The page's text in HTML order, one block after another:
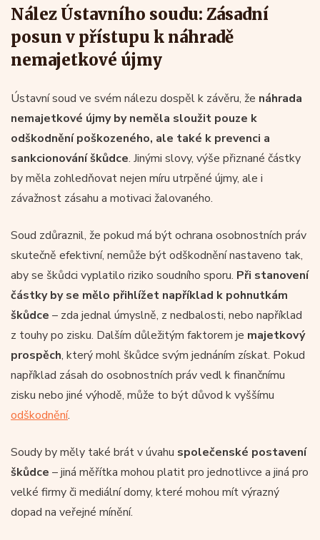
Nález Ústavního soudu: Zásadní
posun v přístupu k náhradě
nemajetkové újmy
Ústavní soud ve svém nálezu dospěl k závěru, že náhrada
nemajetkové újmy by neměla sloužit pouze k
odškodnění poškozeného, ale také k prevenci a
sankcionování škůdce. Jinými slovy, výše přiznané částky
by měla zohledňovat nejen míru utrpěné újmy, ale i
závažnost zásahu a motivaci žalovaného.
Soud zdůraznil, že pokud má být ochrana osobnostních práv
skutečně efektivní, nemůže být odškodnění nastaveno tak,
aby se škůdci vyplatilo riziko soudního sporu. Při stanovení
částky by se mělo přihlížet například k pohnutkám
škůdce – zda jednal úmyslně, z nedbalosti, nebo například
z touhy po zisku. Dalším důležitým faktorem je majetkový
prospěch, který mohl škůdce svým jednáním získat. Pokud
například zásah do osobnostních práv vedl k finančnímu
zisku nebo jiné výhodě, může to být důvod k vyššímu
odškodnění.
Soudy by měly také brát v úvahu společenské postavení
škůdce – jiná měřítka mohou platit pro jednotlivce a jiná pro
velké firmy či mediální domy, které mohou mít výrazný
dopad na veřejné mínění.